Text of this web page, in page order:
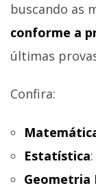
buscando as
conforme a
últimas
Confira:
Estatística
Geometria